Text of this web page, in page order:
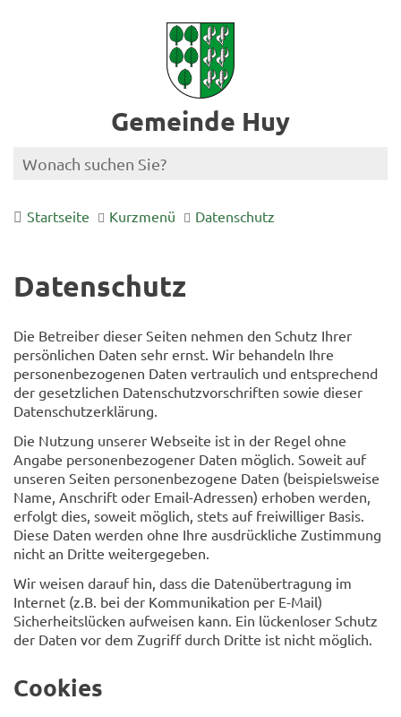
Gemeinde Huy
Startseite Kurzmenü Datenschutz
Datenschutz
Die Betreiber dieser Seiten nehmen den Schutz Ihrer
persönlichen Daten sehr ernst. Wir behandeln Ihre
personenbezogenen Daten vertraulich und entsprechend
der gesetzlichen Datenschutzvorschriften sowie dieser
Datenschutzerklärung.
Die Nutzung unserer Webseite ist in der Regel ohne
Angabe personenbezogener Daten möglich. Soweit auf
unseren Seiten personenbezogene Daten (beispielsweise
Name, Anschrift oder Email-Adressen) erhoben werden,
erfolgt dies, soweit möglich, stets auf freiwilliger Basis.
Diese Daten werden ohne Ihre ausdrückliche Zustimmung
nicht an Dritte weitergegeben.
Wir weisen darauf hin, dass die Datenübertragung im
Internet (z.B. bei der Kommunikation per E-Mail)
Sicherheitslücken aufweisen kann. Ein lückenloser Schutz
der Daten vor dem Zugriff durch Dritte ist nicht möglich.
Cookies